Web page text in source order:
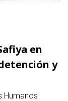
en
y
Humanos